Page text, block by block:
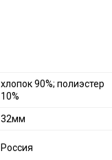
хлопок 90%; полиэстер
10%
32мм
Россия